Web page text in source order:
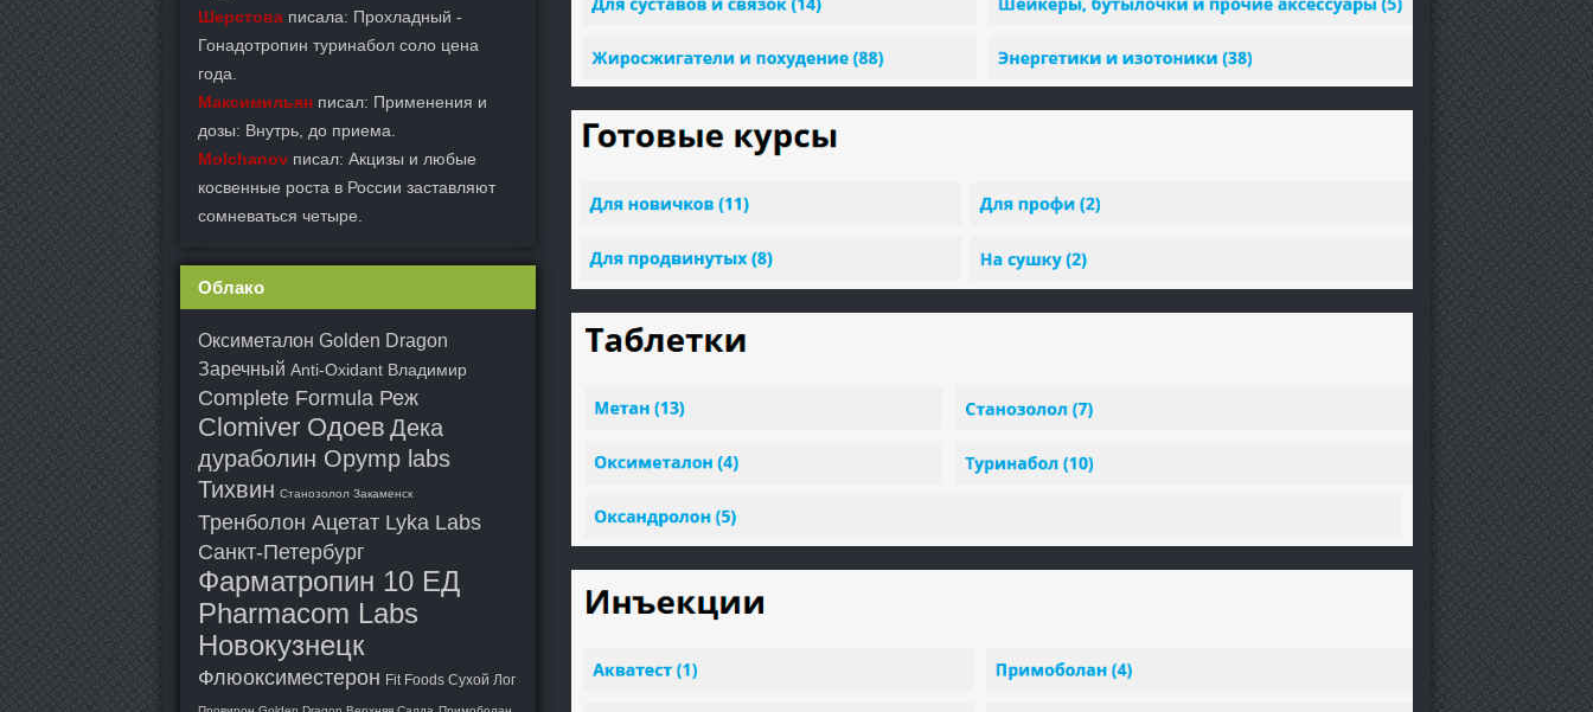
Шерстова писала: Прохладный -
Гонадотропин туринабол соло цена
года.
Максимильян писал: Применения и
дозы: Внутрь, до приема.
Molchanov писал: Акцизы и любые
косвенные роста в России заставляют
сомневаться четыре.
Облако
Оксиметалон Golden Dragon
Заречный Anti-Oxidant Владимир
Complete Formula Реж
Clomiver Одоев Дека
дураболин Opymp labs
Тихвин Станозолол Закаменск
Тренболон Ацетат Lyka Labs
Санкт-Петербург
Фарматропин 10 ЕД
Pharmacom Labs
Новокузнецк
Флюоксиместерон Fit Foods Сухой Лог